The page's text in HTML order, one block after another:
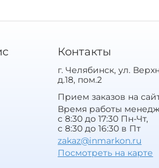
Контакты
г. Челябинск, ул.
д.18, пом.2
Прием заказов на
Время работы
с 8:30 до 17:30 Пн-Чт,
с 8:30 до 16:30 в Пт
zakaz@inmarkon.ru
Посмотреть на карте